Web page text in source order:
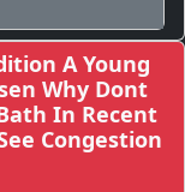
A Young
Why Dont
In Recent
Congestion